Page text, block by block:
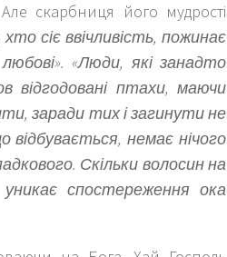
скарбниця його мудрості
сіє ввічливість, пожинає
«Люди, які занадто
відгодовані птахи, маючи
заради тих і загинути не
немає нічого
Скільки волосин на
спостереження ока